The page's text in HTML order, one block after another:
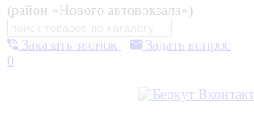
(район «Нового автовокзала»)
Заказать звонок
Задать вопрос
0